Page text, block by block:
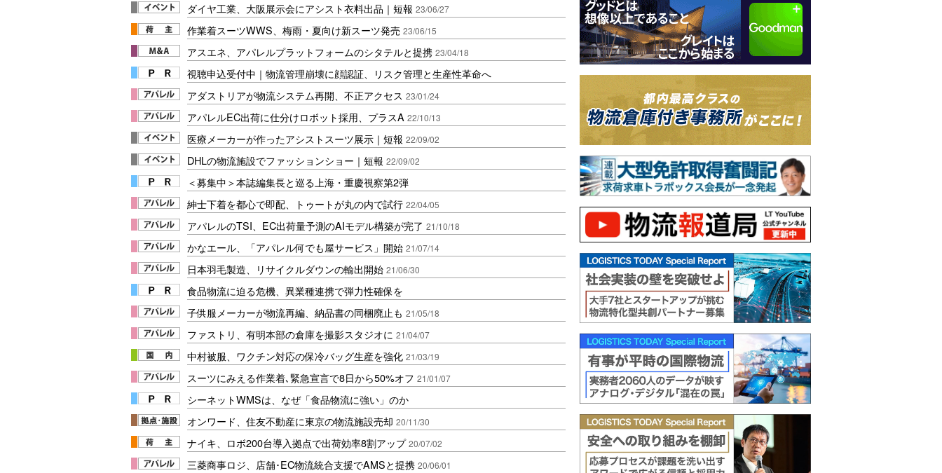
ダイヤ工業、大阪展示会にアシスト衣料出品｜短報 23/06/27
作業着スーツWWS、梅雨・夏向け新スーツ発売 23/06/15
アスエネ、アパレルプラットフォームのシタテルと提携 23/04/18
視聴申込受付中｜物流管理崩壊に顔認証、リスク管理と生産性革命へ
アダストリアが物流システム再開、不正アクセス 23/01/24
アパレルEC出荷に仕分けロボット採用、プラスA 22/10/13
医療メーカーが作ったアシストスーツ展示｜短報 22/09/02
DHLの物流施設でファッションショー｜短報 22/09/02
＜募集中＞本誌編集長と巡る上海・重慶視察第2弾
紳士下着を都心で即配、トゥートが丸の内で試行 22/04/05
アパレルのTSI、EC出荷量予測のAIモデル構築が完了 21/10/18
かなエール、「アパレル何でも屋サービス」開始 21/07/14
日本羽毛製造、リサイクルダウンの輸出開始 21/06/30
食品物流に迫る危機、異業種連携で弾力性確保を
子供服メーカーが物流再編、納品書の同梱廃止も 21/05/18
ファストリ、有明本部の倉庫を撮影スタジオに 21/04/07
中村被服、ワクチン対応の保冷バッグ生産を強化 21/03/19
スーツにみえる作業着､緊急宣言で8日から50%オフ 21/01/07
シーネットWMSは、なぜ「食品物流に強い」のか
オンワード、住友不動産に東京の物流施設売却 20/11/30
ナイキ、ロボ200台導入拠点で出荷効率8割アップ 20/07/02
三菱商事ロジ、店舗･EC物流統合支援でAMSと提携 20/06/01